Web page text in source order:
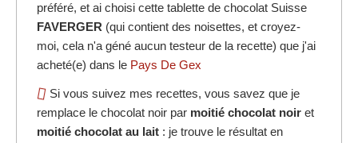
préféré, et ai choisi cette tablette de chocolat Suisse
FAVERGER (qui contient des noisettes, et croyez-
moi, cela n'a géné aucun testeur de la recette) que j'ai
acheté(e) dans le Pays De Gex
Si vous suivez mes recettes, vous savez que je
remplace le chocolat noir par moitié chocolat noir et
moitié chocolat au lait : je trouve le résultat en